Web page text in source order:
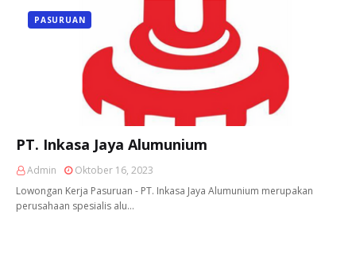
PASURUAN
PT. Inkasa Jaya Alumunium
Admin
Oktober 16, 2023
Lowongan Kerja Pasuruan - PT. Inkasa Jaya Alumunium merupakan
perusahaan spesialis alu…